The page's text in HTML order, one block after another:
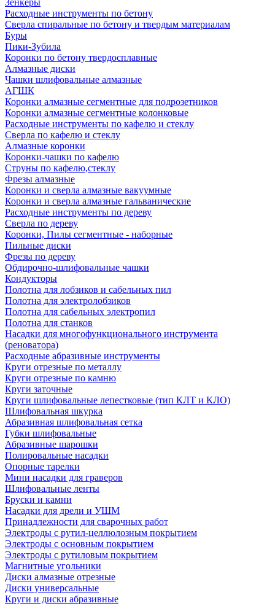
Зенкеры
Расходные инструменты по бетону
Сверла спиральные по бетону и твердым материалам
Буры
Пики-Зубила
Коронки по бетону твердосплавные
Алмазные диски
Чашки шлифовальные алмазные
АГШК
Коронки алмазные сегментные для подрозетников
Коронки алмазные сегментные колонковые
Расходные инструменты по кафелю и стеклу
Сверла по кафелю и стеклу
Алмазные коронки
Коронки-чашки по кафелю
Струны по кафелю,стеклу
Фрезы алмазные
Коронки и сверла алмазные вакуумные
Коронки и сверла алмазные гальванические
Расходные инструменты по дереву
Сверла по дереву
Коронки, Пилы сегментные - наборные
Пильные диски
Фрезы по дереву
Обдирочно-шлифовальные чашки
Кондукторы
Полотна для лобзиков и сабельных пил
Полотна для электролобзиков
Полотна для сабельных электропил
Полотна для станков
Насадки для многофункционального инструмента
(реноватора)
Расходные абразивные инструменты
Круги отрезные по металлу
Круги отрезные по камню
Круги заточные
Круги шлифовальные лепестковые (тип КЛТ и КЛО)
Шлифовальная шкурка
Абразивная шлифовальная сетка
Губки шлифовальные
Абразивные шарошки
Полировальные насадки
Опорные тарелки
Мини насадки для граверов
Шлифовальные ленты
Бруски и камни
Насадки для дрели и УШМ
Принадлежности для сварочных работ
Электроды с рутил-целлюлозным покрытием
Электроды с основным покрытием
Электроды с рутиловым покрытием
Магнитные угольники
Диски алмазные отрезные
Диски универсальные
Круги и диски абразивные